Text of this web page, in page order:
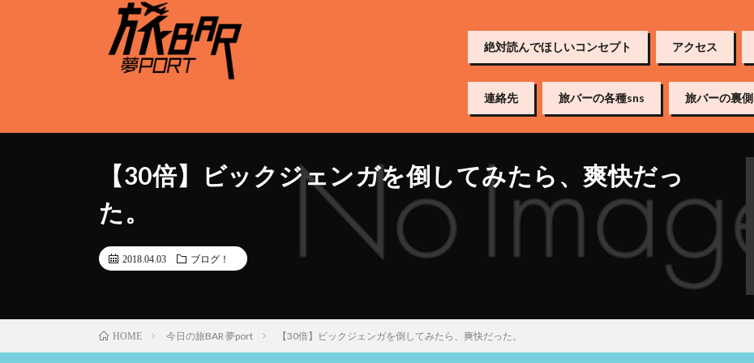
絶対読んでほしいコンセプト アクセス
連絡先 旅バーの各種sns 旅バーの裏側
【30倍】ビックジェンガを倒してみたら、爽快だっ
た。
2018.04.03 ブログ！
HOME 今日の旅BAR 夢port 【30倍】ビックジェンガを倒してみたら、爽快だった。